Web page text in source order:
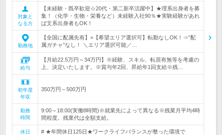
対象と
なる方
【未経験・既卒歓迎☆20代・第二新卒活躍中】★理系出身者を募
集！（化学・生物・栄養など）未経験入社90％★実験経験があれ
ば文系出身者もOK！
勤務地
【全国に配属先有】×【希望エリア選択可】転勤なしOK！⇒”配
属ガチャ”なし！ ＼エリア選択可能／…
給与
【月給22.5万円～34万円】※経験、スキル、転居有無等を考慮の
上、決定いたします。※賞与年2回、昇給年1回支給※残…
初年度
年収
350万円～500万円
勤務
時間
9:00～18:00(実働8時間)※就業先によって異なる※残業月平均4時
間程度。残業代は全額支給。
休日
# ★年間休日125日★ワークライフバランスが整った環境で